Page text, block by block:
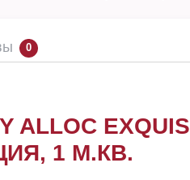
0
1 М.КВ.